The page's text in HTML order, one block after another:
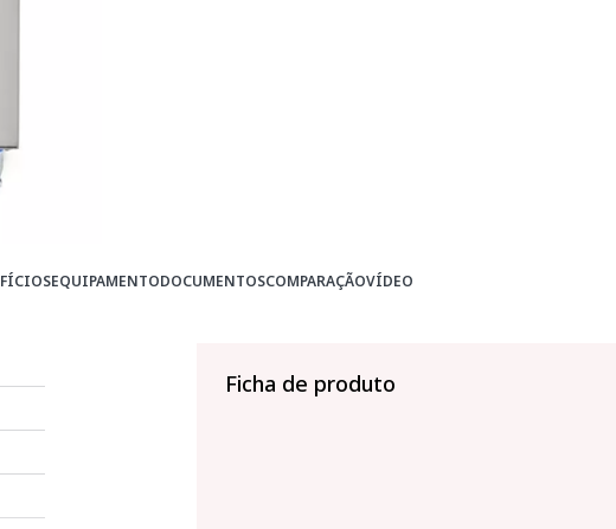
EQUIPAMENTODOCUMENTOSCOMPARAÇÃOVÍDEO
Ficha de produto